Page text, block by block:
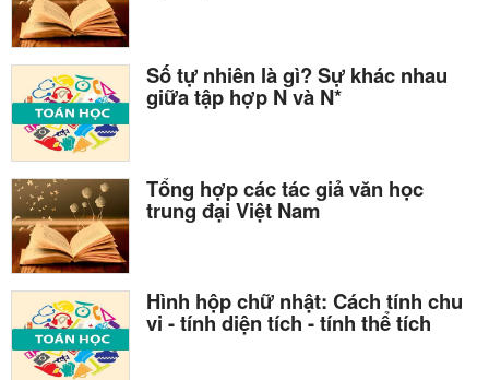
Số tự nhiên là gì? Sự khác nhau
giữa tập hợp N và N*
Tổng hợp các tác giả văn học
trung đại Việt Nam
Hình hộp chữ nhật: Cách tính chu
vi - tính diện tích - tính thể tích